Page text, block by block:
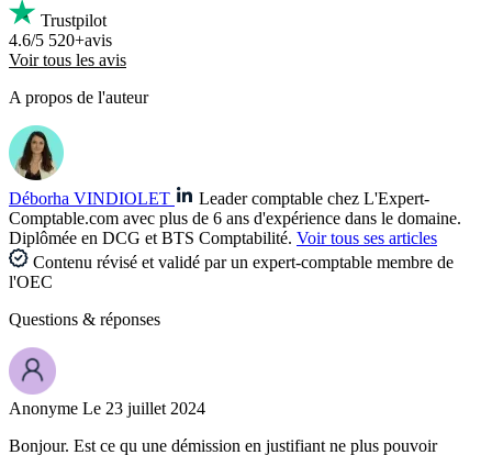
Trustpilot
4.6/5 520+avis
Voir tous les avis
A propos de l'auteur
Déborha VINDIOLET
Leader comptable chez L'Expert-
Comptable.com avec plus de 6 ans d'expérience dans le domaine.
Diplômée en DCG et BTS Comptabilité. Voir tous ses articles
Contenu révisé et validé par un expert-comptable membre de
l'OEC
Questions & réponses
Anonyme Le 23 juillet 2024
Bonjour. Est ce qu une démission en justifiant ne plus pouvoir